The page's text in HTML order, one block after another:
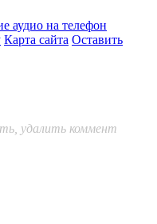
Карта сайта Оставить
удалить коммент